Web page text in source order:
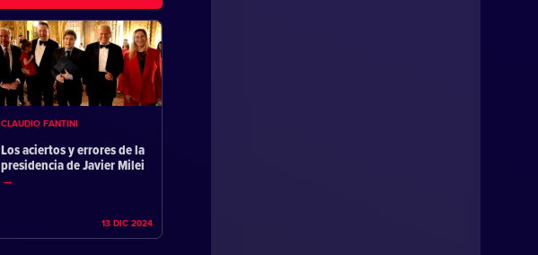
CLAUDIO FANTINI
Los aciertos y errores de la
presidencia de Javier Milei
13 DIC 2024